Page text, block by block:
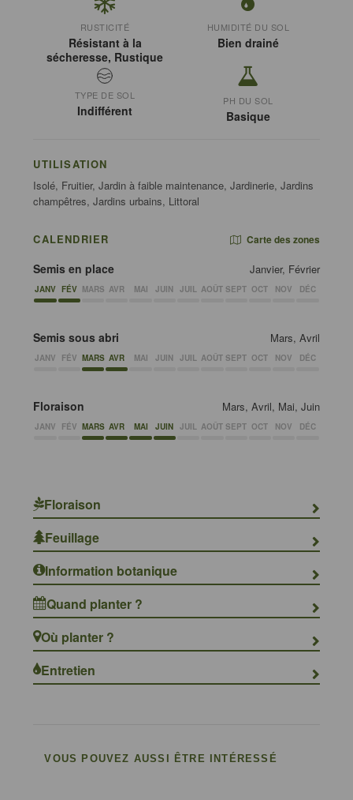
RUSTICITÉ
Résistant à la
sécheresse, Rustique
HUMIDITÉ DU SOL
Bien drainé
TYPE DE SOL
Indifférent
PH DU SOL
Basique
UTILISATION
Isolé, Fruitier, Jardin à faible maintenance, Jardinerie, Jardins
champêtres, Jardins urbains, Littoral
CALENDRIER Carte des zones
Semis en place Janvier, Février
JANV FÉV MARS AVR MAI JUIN JUIL AOÛT SEPT OCT NOV DÉC
Semis sous abri Mars, Avril
JANV FÉV MARS AVR MAI JUIN JUIL AOÛT SEPT OCT NOV DÉC
Floraison Mars, Avril, Mai, Juin
JANV FÉV MARS AVR MAI JUIN JUIL AOÛT SEPT OCT NOV DÉC
Floraison
Feuillage
Information botanique
Quand planter ?
Où planter ?
Entretien
VOUS POUVEZ AUSSI ÊTRE INTÉRESSÉ